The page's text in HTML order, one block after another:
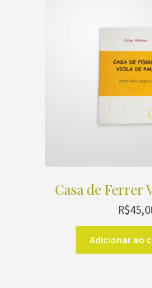
Casa de Ferrer
R$
Adicionar ao